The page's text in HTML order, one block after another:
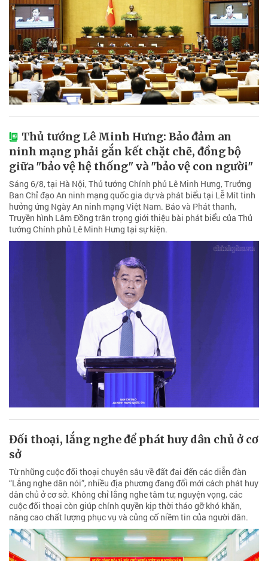
Thủ tướng Lê Minh Hưng: Bảo đảm an
ninh mạng phải gắn kết chặt chẽ, đồng bộ
giữa "bảo vệ hệ thống" và "bảo vệ con người"
Sáng 6/8, tại Hà Nội, Thủ tướng Chính phủ Lê Minh Hưng, Trưởng
Ban Chỉ đạo An ninh mạng quốc gia dự và phát biểu tại Lễ Mít tinh
hưởng ứng Ngày An ninh mạng Việt Nam. Báo và Phát thanh,
Truyền hình Lâm Đồng trân trọng giới thiệu bài phát biểu của Thủ
tướng Chính phủ Lê Minh Hưng tại sự kiện.
Đối thoại, lắng nghe để phát huy dân chủ ở cơ
sở
Từ những cuộc đối thoại chuyên sâu về đất đai đến các diễn đàn
“Lắng nghe dân nói”, nhiều địa phương đang đổi mới cách phát huy
dân chủ ở cơ sở. Không chỉ lắng nghe tâm tư, nguyện vọng, các
cuộc đối thoại còn giúp chính quyền kịp thời tháo gỡ khó khăn,
nâng cao chất lượng phục vụ và củng cố niềm tin của người dân.